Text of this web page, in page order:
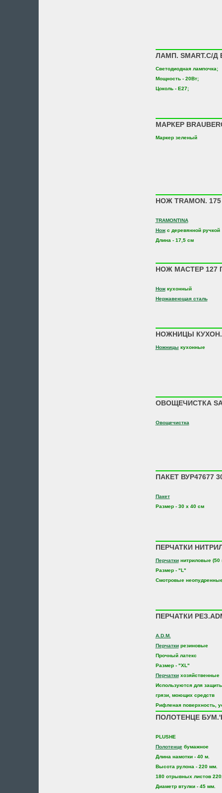
ЛАМП. SMART.С/Д
Светодиодная лампочка;
Мощность - 20Вт;
Цоколь - E27;
МАРКЕР
Маркер зеленый
НОЖ TRAMON.
TRAMONTINA
Ножс деревянной ручкой
Длина - 17,5 см
НОЖ МАСТЕР 127
Ножкухонный
Нержавеющая сталь
НОЖНИЦЫ КУХОН.
Ножницы кухонные
ОВОЩЕЧИСТКА
Овощечистка
ПАКЕТ ВУР47677
Пакет
Размер - 30 х 40 см
ПЕРЧАТКИ
Перчаткинитриловые (50
Размер - "L"
Cмотровые
ПЕРЧАТКИ
A.D.M.
Перчаткирезиновые
Прочный латекс
Размер - "XL"
Перчаткихозяйственные
Используются для
грязи, моющих средств
Рифленая поверхность,
ПОЛОТЕНЦЕ
PLUSHE
Полотенцебумажное
Длина намотки - 40 м.
Высота рулона - 220 мм.
180 отрывных листов
Диаметр втулки - 45 мм.